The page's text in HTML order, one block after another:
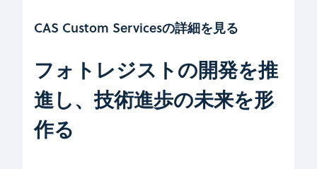
CAS Custom Servicesの詳細を見る
フォトレジストの開発を推
進し、技術進歩の未来を形
作る